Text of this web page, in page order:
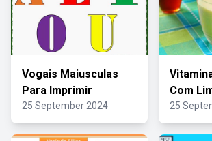
Vogais Maiusculas
Para Imprimir
25 September 2024
Com
25